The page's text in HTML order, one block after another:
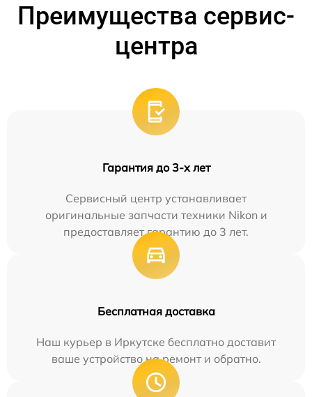
Преимущества сервис-
центра
Гарантия до 3-х лет
Сервисный центр устанавливает
оригинальные запчасти техники Nikon и
предоставляет гарантию до 3 лет.
Бесплатная доставка
Наш курьер в Иркутске бесплатно доставит
ваше устройство на ремонт и обратно.